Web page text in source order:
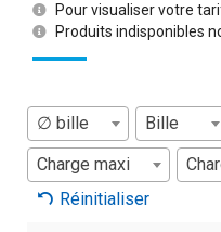
Pour visualiser votre
Produits indisponibles
∅ bille Bille
Charge maxi
Réinitialiser